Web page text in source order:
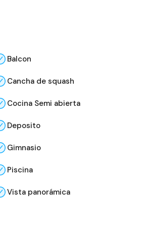
Balcon
Cancha de squash
Cocina Semi abierta
Deposito
Gimnasio
Piscina
Vista panorámica